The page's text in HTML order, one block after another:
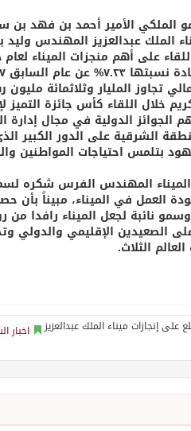
الأمير أحمد بن فهد بن
الملك عبدالعزيز المهندس
المليار وثلاثمائة مليون ريال بزيادة
الجوائز الدولية في مجال إدارة
الشرقية على الدور الكبير
بتلمس احتياجات المواطنين
المهندس الفرس شكره
العمل في الميناء، مبيناً بأن
نائبة لجعل الميناء رافدا من
الثلاث.
اخبار